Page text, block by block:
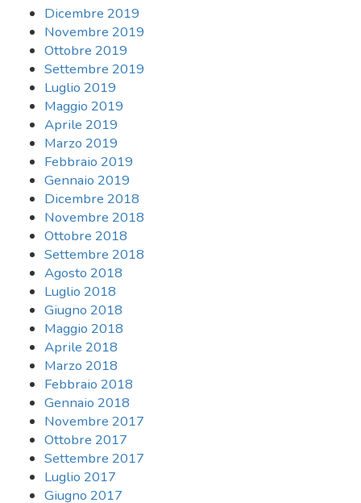
Dicembre 2019
Novembre 2019
Ottobre 2019
Settembre 2019
Luglio 2019
Maggio 2019
Aprile 2019
Marzo 2019
Febbraio 2019
Gennaio 2019
Dicembre 2018
Novembre 2018
Ottobre 2018
Settembre 2018
Agosto 2018
Luglio 2018
Giugno 2018
Maggio 2018
Aprile 2018
Marzo 2018
Febbraio 2018
Gennaio 2018
Novembre 2017
Ottobre 2017
Settembre 2017
Luglio 2017
Giugno 2017